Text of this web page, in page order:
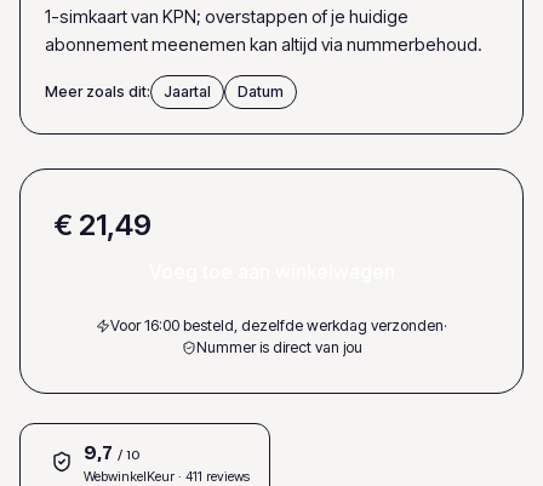
1-simkaart van KPN; overstappen of je huidige
abonnement meenemen kan altijd via nummerbehoud.
Meer zoals dit: Jaartal Datum
€ 21,49
Voor 16:00 besteld, dezelfde werkdag verzonden·
Nummer is direct van jou
9,7 / 10
WebwinkelKeur · 411 reviews